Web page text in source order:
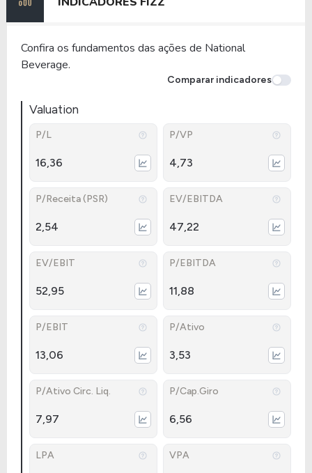
Confira os fundamentos das ações de National
Beverage.
Comparar indicadores
Valuation
P/L
16,36
P/VP
4,73
P/Receita (PSR)
2,54
EV/EBITDA
47,22
EV/EBIT
52,95
P/EBITDA
11,88
P/EBIT
13,06
P/Ativo
3,53
P/Ativo Circ. Liq.
7,97
P/Cap.Giro
6,56
LPA VPA